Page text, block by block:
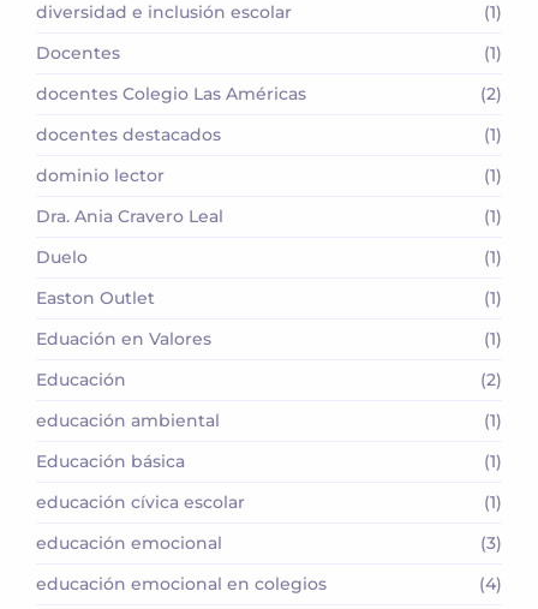
diversidad e inclusión escolar
(1)
Docentes
(1)
docentes Colegio Las Américas
(2)
docentes destacados
(1)
dominio lector
(1)
Dra. Ania Cravero Leal
(1)
Duelo
(1)
Easton Outlet
(1)
Eduación en Valores
(1)
Educación
(2)
educación ambiental
(1)
Educación básica
(1)
educación cívica escolar
(1)
educación emocional
(3)
educación emocional en colegios
(4)